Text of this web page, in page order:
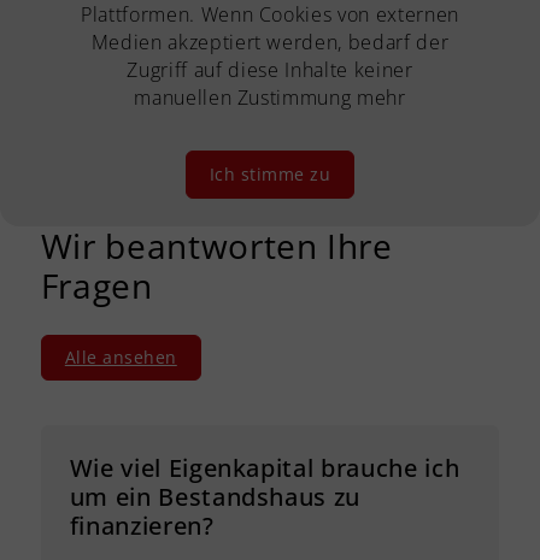
Plattformen. Wenn Cookies von externen
Medien akzeptiert werden, bedarf der
Zugriff auf diese Inhalte keiner
manuellen Zustimmung mehr
Ich stimme zu
Wir beantworten Ihre
Fragen
Alle ansehen
Wie viel Eigenkapital brauche ich
um ein Bestandshaus zu
finanzieren?